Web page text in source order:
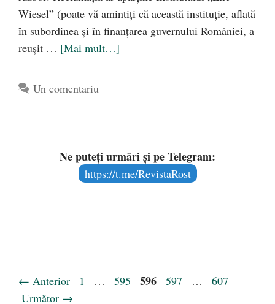
Wiesel” (poate vă amintiţi că această instituţie, aflată
în subordinea şi în finanţarea guvernului României, a
reuşit … [Mai mult…]
Un comentariu
Ne puteți urmări și pe Telegram:
https://t.me/RevistaRost
← Anterior Pagina
1 … Pagina
595 Pagina
596 Pagina
597 … Pagina
607
Următor →